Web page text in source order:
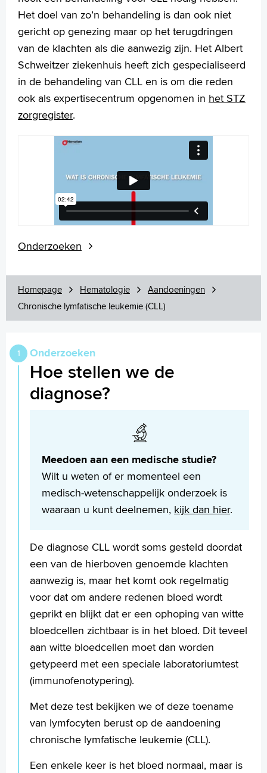
Het doel van zo’n behandeling is dan ook niet
gericht op genezing maar op het terugdringen
van de klachten als die aanwezig zijn. Het Albert
Schweitzer ziekenhuis heeft zich gespecialiseerd
in de behandeling van CLL en is om die reden
ook als expertisecentrum opgenomen in het STZ
zorgregister.
Onderzoeken
Homepage Hematologie
Aandoeningen
Chronische lymfatische leukemie (CLL)
Onderzoeken
Hoe stellen we de
diagnose?
Meedoen aan een medische studie?
Wilt u weten of er momenteel een
medisch-wetenschappelijk onderzoek is
waaraan u kunt deelnemen, kijk dan hier.
De diagnose CLL wordt soms gesteld doordat
een van de hierboven genoemde klachten
aanwezig is, maar het komt ook regelmatig
voor dat om andere redenen bloed wordt
geprikt en blijkt dat er een ophoping van witte
bloedcellen zichtbaar is in het bloed. Dit teveel
aan witte bloedcellen moet dan worden
getypeerd met een speciale laboratoriumtest
(immunofenotypering).
Met deze test bekijken we of deze toename
van lymfocyten berust op de aandoening
chronische lymfatische leukemie (CLL).
Een enkele keer is het bloed normaal, maar is